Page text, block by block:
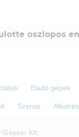
oszlopos
Eladó gépek
Szerviz
Gépker Kft,